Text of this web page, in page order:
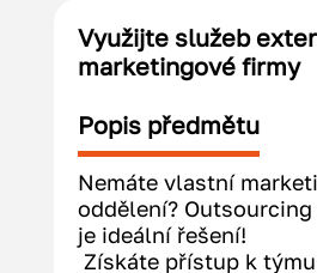
Využijte služeb
marketingové firmy
Popis předmětu
Nemáte vlastní
oddělení?
je ideální řešení!